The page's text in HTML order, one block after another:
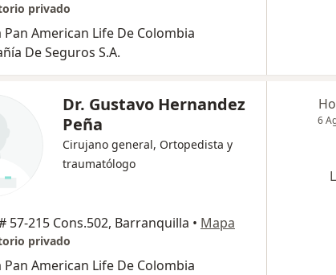
privado
Pan American Life De Colombia
De Seguros S.A.
Dr. Gustavo Hernandez
Peña
Cirujano general, Ortopedista y
traumatólogo
57-215 Cons.502, Barranquilla • Mapa
privado
Pan American Life De Colombia
6